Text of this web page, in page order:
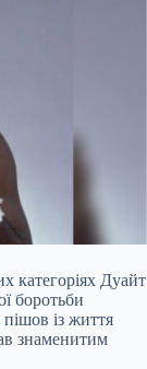
категоріях Дуайт
боротьби
із життя
знаменитим